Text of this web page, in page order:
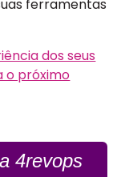
ferramentas
dos seus
o próximo
4revops